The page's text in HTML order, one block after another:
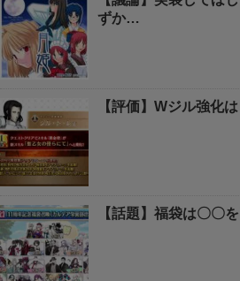
ずか…
【評価】Wジル強化
【話題】福袋は〇〇